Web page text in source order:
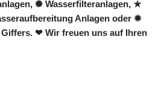
✺ Wasserfilteranlagen, ★
Anlagen oder ✹
❤ Wir freuen uns auf Ihren